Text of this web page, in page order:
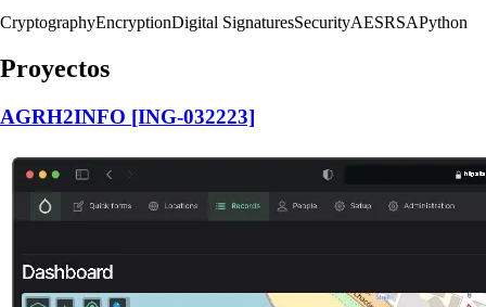
CryptographyEncryptionDigital SignaturesSecurityAESRSAPython
Proyectos
AGRH2INFO [ING-032223]